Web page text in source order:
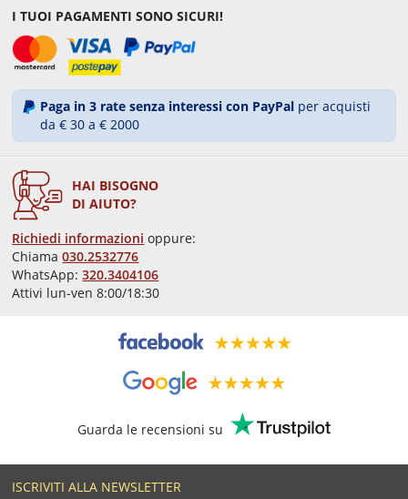
I TUOI PAGAMENTI SONO SICURI!
Paga in 3 rate senza interessi con PayPal per acquisti
da € 30 a € 2000
HAI BISOGNO
DI AIUTO?
Richiedi informazioni oppure:
Chiama030.2532776
WhatsApp:320.3404106
Attivi lun-ven 8:00/18:30
Guarda le recensioni su
ISCRIVITI ALLA NEWSLETTER